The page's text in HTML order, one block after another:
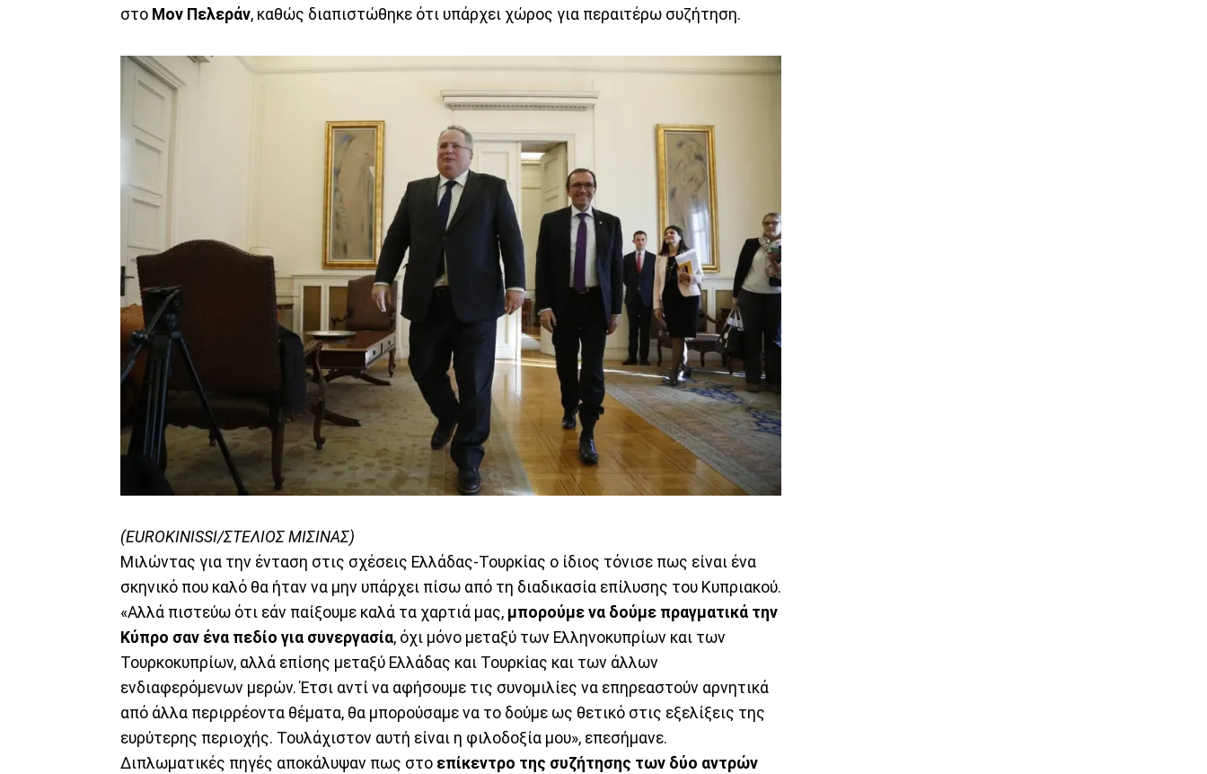
στο Μον Πελεράν, καθώς διαπιστώθηκε ότι υπάρχει χώρος για περαιτέρω συζήτηση.
(EUROKINISSI/ΣΤΕΛΙΟΣ ΜΙΣΙΝΑΣ)
Μιλώντας για την ένταση στις σχέσεις Ελλάδας-Τουρκίας ο ίδιος τόνισε πως είναι ένα
σκηνικό που καλό θα ήταν να μην υπάρχει πίσω από τη διαδικασία επίλυσης του Κυπριακού.
«Αλλά πιστεύω ότι εάν παίξουμε καλά τα χαρτιά μας, μπορούμε να δούμε πραγματικά την
Κύπρο σαν ένα πεδίο για συνεργασία, όχι μόνο μεταξύ των Ελληνοκυπρίων και των
Τουρκοκυπρίων, αλλά επίσης μεταξύ Ελλάδας και Τουρκίας και των άλλων
ενδιαφερόμενων μερών. Έτσι αντί να αφήσουμε τις συνομιλίες να επηρεαστούν αρνητικά
από άλλα περιρρέοντα θέματα, θα μπορούσαμε να το δούμε ως θετικό στις εξελίξεις της
ευρύτερης περιοχής. Τουλάχιστον αυτή είναι η φιλοδοξία μου», επεσήμανε.
Διπλωματικές πηγές αποκάλυψαν πως στο επίκεντρο της συζήτησης των δύο αντρών